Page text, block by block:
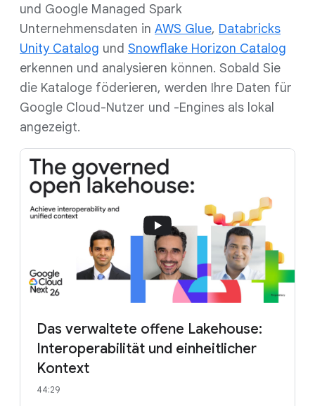
und Google Managed Spark
Unternehmensdaten in AWS Glue, Databricks
Unity Catalog und Snowflake Horizon Catalog
erkennen und analysieren können. Sobald Sie
die Kataloge föderieren, werden Ihre Daten für
Google Cloud-Nutzer und -Engines als lokal
angezeigt.
Das verwaltete offene Lakehouse:
Interoperabilität und einheitlicher
Kontext
44:29